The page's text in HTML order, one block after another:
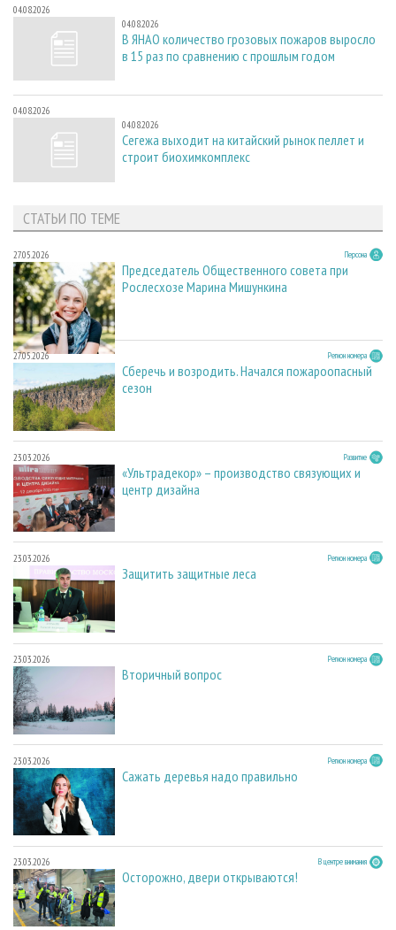
04.08.2026
04.08.2026
В ЯНАО количество грозовых пожаров выросло
в 15 раз по сравнению с прошлым годом
04.08.2026
04.08.2026
Сегежа выходит на китайский рынок пеллет и
строит биохимкомплекс
СТАТЬИ ПО ТЕМЕ
27.05.2026 Персона
Председатель Общественного совета при
Рослесхозе Марина Мишункина
27.05.2026 Регион номера
Сберечь и возродить. Начался пожароопасный
сезон
23.03.2026 Развитие
«Ультрадекор» – производство связующих и
центр дизайна
23.03.2026 Регион номера
Защитить защитные леса
23.03.2026 Регион номера
Вторичный вопрос
23.03.2026 Регион номера
Сажать деревья надо правильно
23.03.2026 В центре внимания
Осторожно, двери открываются!